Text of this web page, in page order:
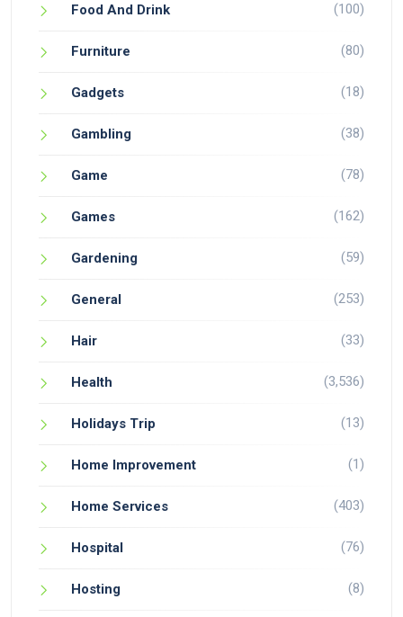
Food And Drink (100)
Furniture (80)
Gadgets (18)
Gambling (38)
Game (78)
Games (162)
Gardening (59)
General (253)
Hair (33)
Health (3,536)
Holidays Trip (13)
Home Improvement (1)
Home Services (403)
Hospital (76)
Hosting (8)